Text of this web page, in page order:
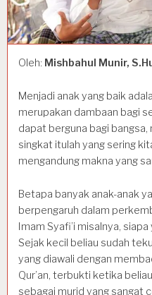
Oleh: Mishbahul Munir,
Menjadi anak yang baik
merupakan dambaan bagi
dapat berguna bagi bangsa,
singkat itulah yang sering
mengandung makna yang
Betapa banyak anak-anak
berpengaruh dalam
Imam Syafi’i misalnya,
Sejak kecil beliau sudah
yang diawali dengan
Qur’an, terbukti ketika
sebagai murid yang sangat